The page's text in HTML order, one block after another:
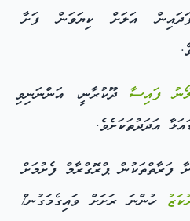
އަލަށް ކިޔަވަން ފަށާ
ފައިސާ ދޫކުރާނީ، އަންނަނިވި
އަދަދުތަކަށެވެ.
ފަރާތްތަކުން ޕްރޮގްރާމް ފެށުމަށް
ހުންނަ ރަށަށް ވައިގެމަގުނ/ް